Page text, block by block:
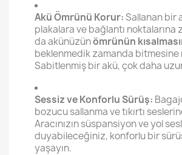
Akü Ömrünü Korur:Sallanan bir
plakalara ve bağlantı noktalarına
da akünüzünömrünün
beklenmedik zamanda bitmesine
Sabitlenmiş bir akü, çok daha
Sessiz ve Konforlu Sürüş:
bozucu sallanma ve tıkırtı
Aracınızın süspansiyon ve yol
duyabileceğiniz, konforlu bir
yaşayın.